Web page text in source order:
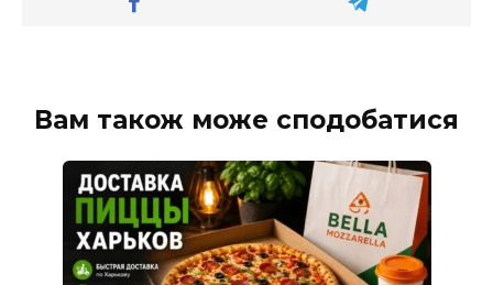
Вам також може сподобатися